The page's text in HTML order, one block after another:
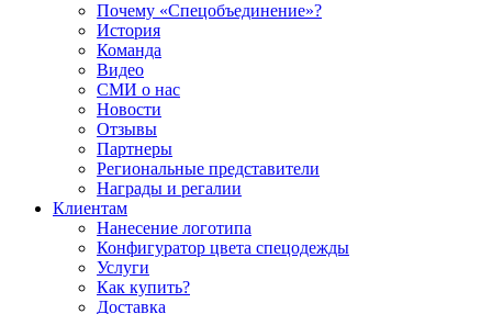
Почему «Спецобъединение»?
История
Команда
Видео
СМИ о нас
Новости
Отзывы
Партнеры
Региональные представители
Награды и регалии
Клиентам
Нанесение логотипа
Конфигуратор цвета спецодежды
Услуги
Как купить?
Доставка